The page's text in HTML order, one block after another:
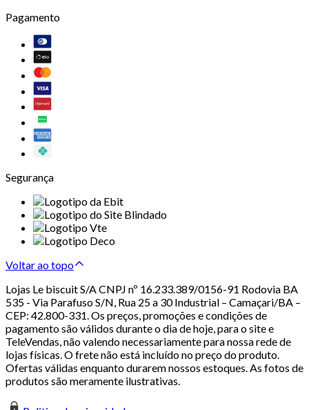
Pagamento
Segurança
Voltar ao topo
Lojas Le biscuit S/A CNPJ nº 16.233.389/0156-91 Rodovia BA
535 - Via Parafuso S/N, Rua 25 a 30 Industrial – Camaçari/BA –
CEP: 42.800-331. Os preços, promoções e condições de
pagamento são válidos durante o dia de hoje, para o site e
TeleVendas, não valendo necessariamente para nossa rede de
lojas físicas. O frete não está incluído no preço do produto.
Ofertas válidas enquanto durarem nossos estoques. As fotos de
produtos são meramente ilustrativas.